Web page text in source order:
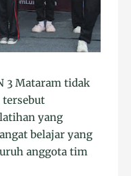
3 Mataram tidak
tersebut
yang
belajar yang
anggota tim